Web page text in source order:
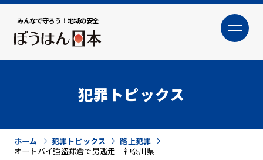
みんなで守ろう！地域の安全
大
犯罪トピックス
ホーム 犯罪トピックス
路上犯罪
オートバイ強盗鎌倉で男逃走 神奈川県